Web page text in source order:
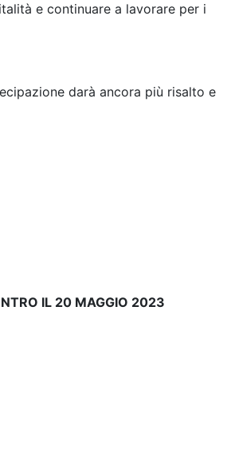
e continuare a lavorare per i
darà ancora più risalto e
IL 20 MAGGIO 2023